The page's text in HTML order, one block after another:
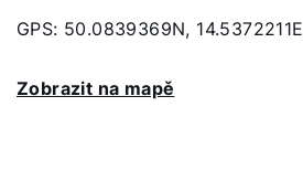
GPS: 50.0839369N, 14.5372211E
Zobrazit na mapě